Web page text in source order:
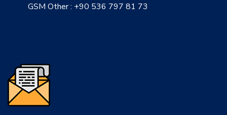
GSM Other : +90 536 797 81 73